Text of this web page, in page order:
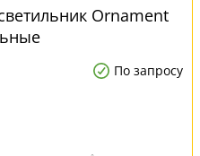
Ornament
По запросу